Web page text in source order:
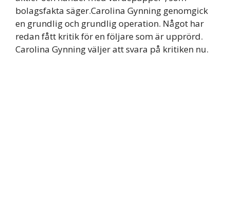
bolagsfakta säger.Carolina Gynning genomgick
en grundlig och grundlig operation. Något har
redan fått kritik för en följare som är upprörd.
Carolina Gynning väljer att svara på kritiken nu.